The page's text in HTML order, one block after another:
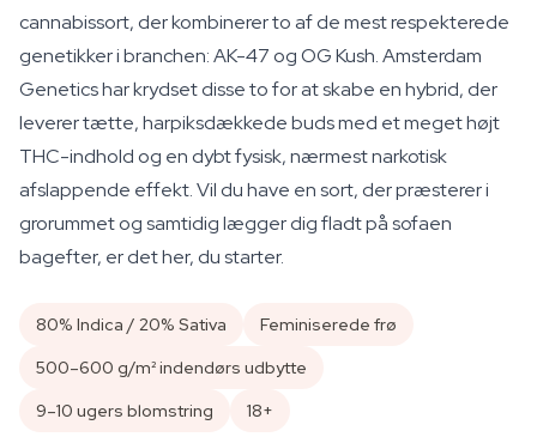
cannabissort, der kombinerer to af de mest respekterede
genetikker i branchen: AK-47 og OG Kush. Amsterdam
Genetics har krydset disse to for at skabe en hybrid, der
leverer tætte, harpiksdækkede buds med et meget højt
THC-indhold og en dybt fysisk, nærmest narkotisk
afslappende effekt. Vil du have en sort, der præsterer i
grorummet og samtidig lægger dig fladt på sofaen
bagefter, er det her, du starter.
80% Indica / 20% Sativa
Feminiserede frø
500–600 g/m² indendørs udbytte
9–10 ugers blomstring
18+